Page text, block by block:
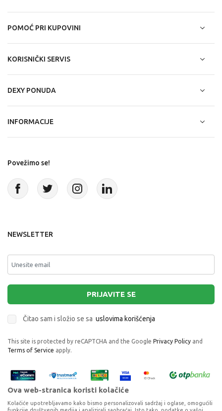
POMOĆ PRI KUPOVINI
KORISNIČKI SERVIS
DEXY PONUDA
INFORMACIJE
Povežimo se!
NEWSLETTER
PRIJAVITE SE
Čitao sam i složio se sa uslovima korišćenja
This site is protected by reCAPTCHA and the Google Privacy Policy and
Terms of Service apply.
Ova web-stranica koristi kolačiće
Kolačiće upotrebljavamo kako bismo personalizovali sadržaj i oglase, omogućili